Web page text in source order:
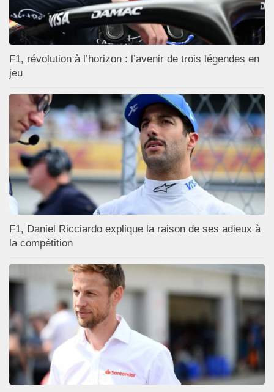
F1, révolution à l’horizon : l’avenir de trois légendes en
jeu
F1, Daniel Ricciardo explique la raison de ses adieux à
la compétition